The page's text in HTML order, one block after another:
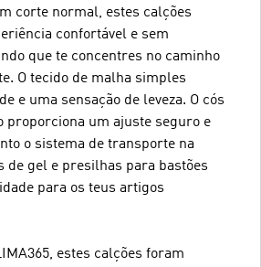
corte normal, estes calções
confortável e sem
que te concentres no caminho
O tecido de malha simples
e uma sensação de leveza. O cós
proporciona um ajuste seguro e
o sistema de transporte na
de gel e presilhas para bastões
para os teus artigos
estes calções foram